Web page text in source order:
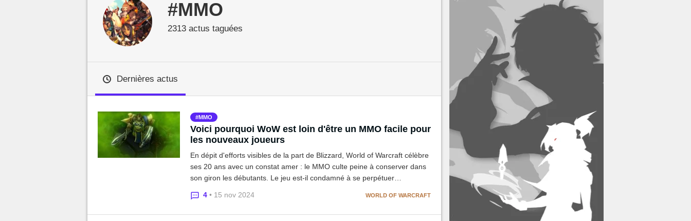
MGG #MMO
2313 actus taguées
Dernières actus
MMO
Voici pourquoi WoW est loin d'être un MMO facile pour
les nouveaux joueurs
En dépit d'efforts visibles de la part de Blizzard, World of Warcraft célèbre
ses 20 ans avec un constat amer : le MMO culte peine à conserver dans
son giron les débutants. Le jeu est-il condamné à se perpétuer
4 • 15 nov 2024 WORLD OF WARCRAFT